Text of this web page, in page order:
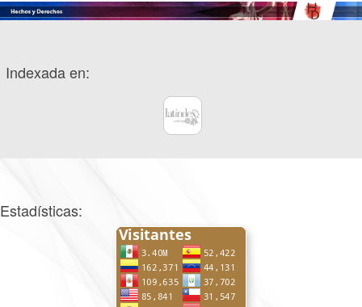
Indexada en:
Estadísticas: